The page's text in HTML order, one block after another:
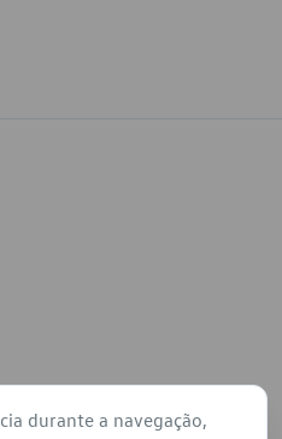
durante a navegação,